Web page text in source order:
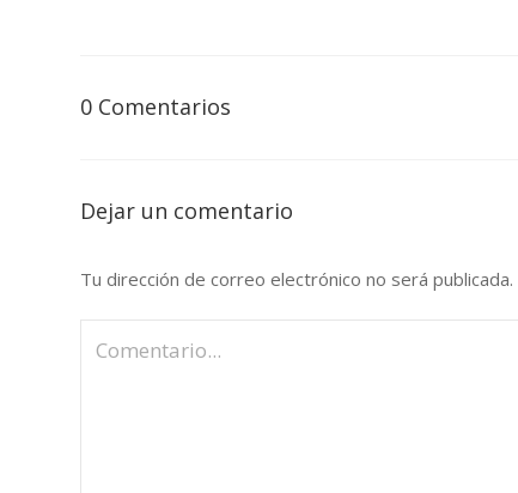
0 Comentarios
Dejar un comentario
Tu dirección de correo electrónico no será publicada.